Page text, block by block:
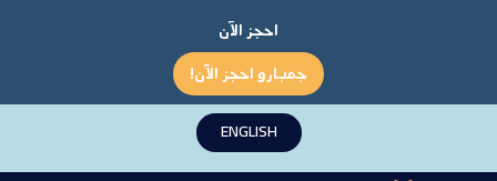
احجز الآن
جمبارو احجز الآن!
ENGLISH